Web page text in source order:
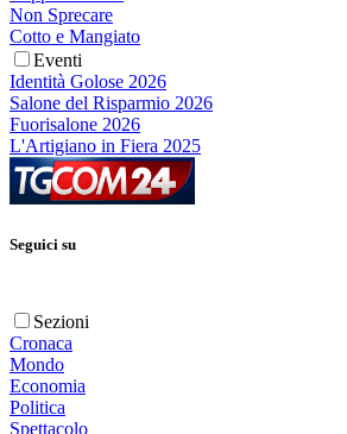
Non Sprecare
Cotto e Mangiato
Eventi
Identità Golose 2026
Salone del Risparmio 2026
Fuorisalone 2026
L'Artigiano in Fiera 2025
Seguici su
Sezioni
Cronaca
Mondo
Economia
Politica
Spettacolo